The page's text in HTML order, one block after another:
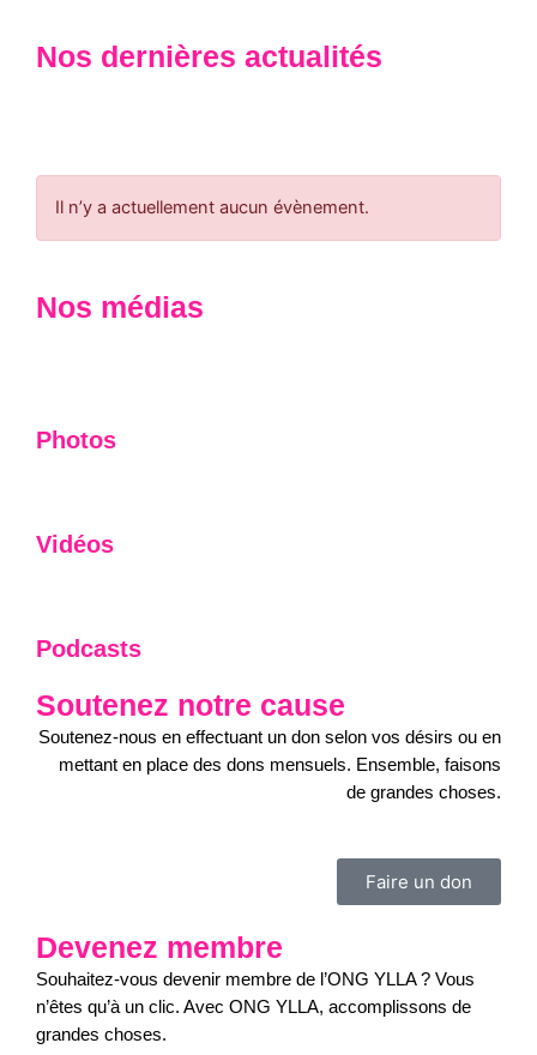
Nos dernières actualités
Il n’y a actuellement aucun évènement.
Nos médias
Photos
Vidéos
Podcasts
Soutenez notre cause
Soutenez-nous en effectuant un don selon vos désirs ou en
mettant en place des dons mensuels. Ensemble, faisons
de grandes choses.
Faire un don
Devenez membre
Souhaitez-vous devenir membre de l’ONG YLLA ? Vous
n’êtes qu’à un clic. Avec ONG YLLA, accomplissons de
grandes choses.